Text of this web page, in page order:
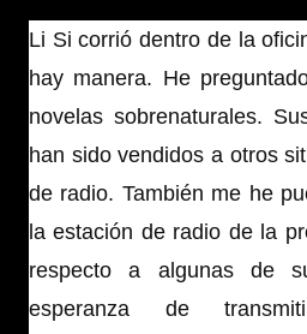
Li Si corrió dentro de la
hay manera. He
novelas sobrenaturales.
han sido vendidos a otros
de radio. También me he
la estación de radio de la
respecto a algunas de
esperanza de